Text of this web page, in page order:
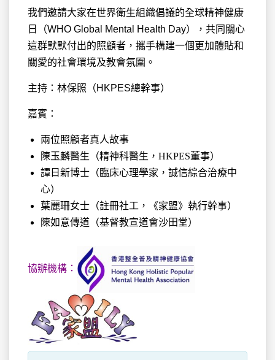
我們邀請大家在世界衛生組織倡議的全球精神健康
日（WHO Global Mental Health Day），共同關心
這群默默付出的照顧者，攜手構建一個更加體貼和
關愛的社會環境及教會氛圍。
主持：林保照（HKPES總幹事）
嘉賓：
兩位照顧者真人故事
陳玉麟醫生（精神科醫生，HKPES董事）
譚日新博士（臨床心理學家，誠信綜合治療中
心）
葉麗珊女士（註冊社工，《家盟》執行幹事）
陳如意傳道（基督教宣道會沙田堂）
協辦機構：